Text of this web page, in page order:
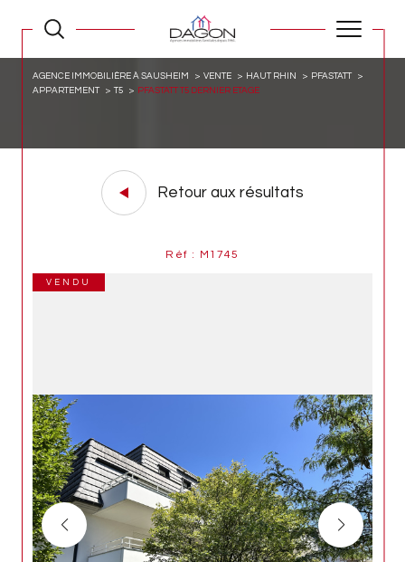
AGENCE IMMOBILIÈRE À SAUSHEIM VENTE HAUT RHIN
PFASTATT
APPARTEMENT
T5 PFASTATT T5 DERNIER ETAGE
Retour aux résultats
Réf : M1745
VENDU